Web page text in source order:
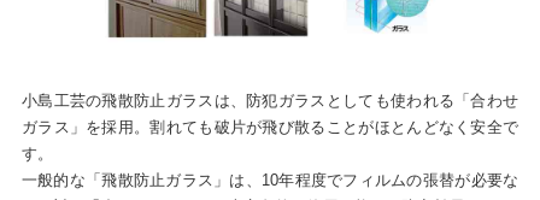
小島工芸の飛散防止ガラスは、防犯ガラスとしても使われる「合わせ
ガラス」を採用。割れても破片が飛び散ることがほとんどなく安全で
す。
一般的な「飛散防止ガラス」は、10年程度でフィルムの張替が必要な